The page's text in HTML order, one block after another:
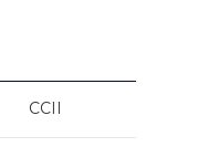
CCII